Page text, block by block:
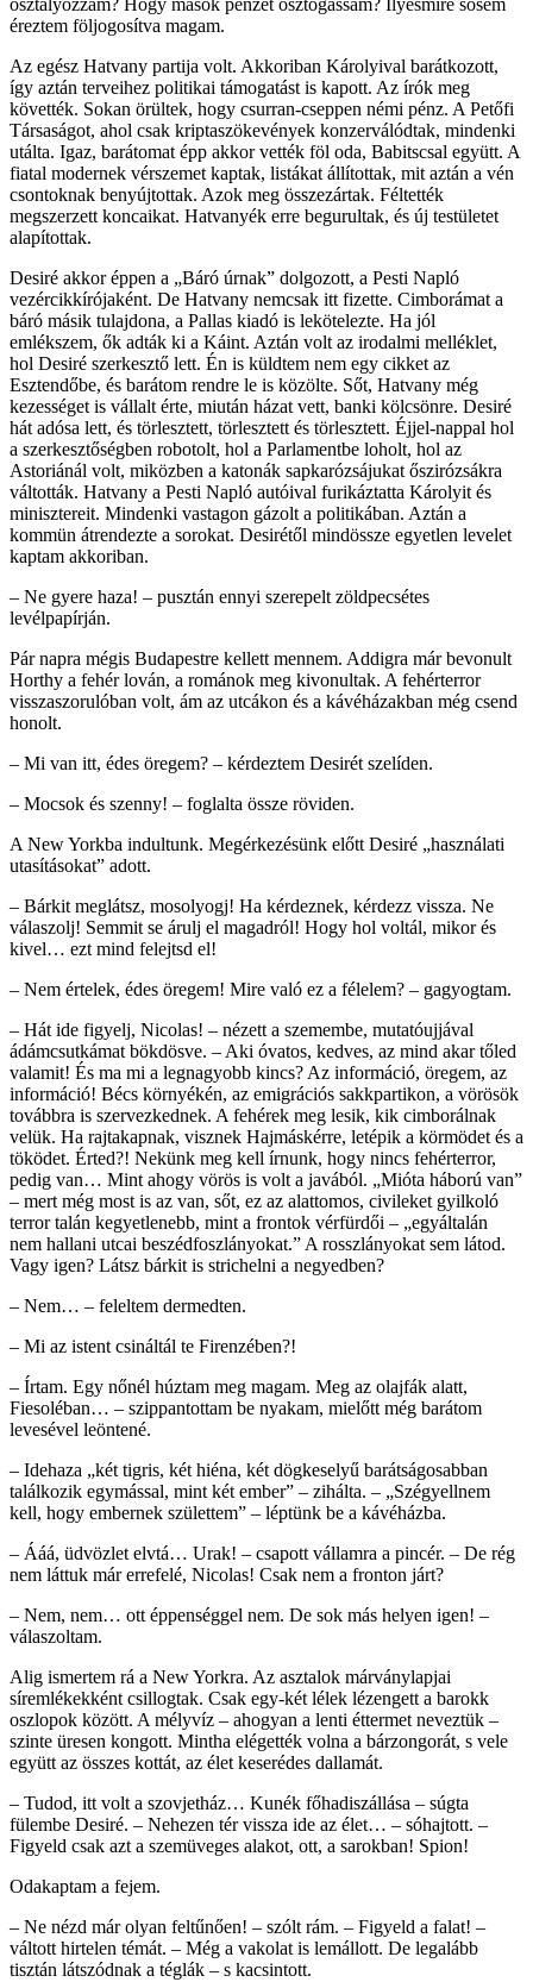
éreztem följogosítva magam.
Az egész Hatvany partija volt. Akkoriban Károlyival barátkozott,
így aztán terveihez politikai támogatást is kapott. Az írók meg
követték. Sokan örültek, hogy csurran-cseppen némi pénz. A Petőfi
Társaságot, ahol csak kriptaszökevények konzerválódtak, mindenki
utálta. Igaz, barátomat épp akkor vették föl oda, Babitscsal együtt. A
fiatal modernek vérszemet kaptak, listákat állítottak, mit aztán a vén
csontoknak benyújtottak. Azok meg összezártak. Féltették
megszerzett koncaikat. Hatvanyék erre begurultak, és új testületet
alapítottak.
Desiré akkor éppen a „Báró úrnak” dolgozott, a Pesti Napló
vezércikkírójaként. De Hatvany nemcsak itt fizette. Cimborámat a
báró másik tulajdona, a Pallas kiadó is lekötelezte. Ha jól
emlékszem, ők adták ki a Káint. Aztán volt az irodalmi melléklet,
hol Desiré szerkesztő lett. Én is küldtem nem egy cikket az
Esztendőbe, és barátom rendre le is közölte. Sőt, Hatvany még
kezességet is vállalt érte, miután házat vett, banki kölcsönre. Desiré
hát adósa lett, és törlesztett, törlesztett és törlesztett. Éjjel-nappal hol
a szerkesztőségben robotolt, hol a Parlamentbe loholt, hol az
Astoriánál volt, miközben a katonák sapkarózsájukat őszirózsákra
váltották. Hatvany a Pesti Napló autóival furikáztatta Károlyit és
minisztereit. Mindenki vastagon gázolt a politikában. Aztán a
kommün átrendezte a sorokat. Desirétől mindössze egyetlen levelet
kaptam akkoriban.
– Ne gyere haza! – pusztán ennyi szerepelt zöldpecsétes
levélpapírján.
Pár napra mégis Budapestre kellett mennem. Addigra már bevonult
Horthy a fehér lován, a románok meg kivonultak. A fehérterror
visszaszorulóban volt, ám az utcákon és a kávéházakban még csend
honolt.
– Mi van itt, édes öregem? – kérdeztem Desirét szelíden.
– Mocsok és szenny! – foglalta össze röviden.
A New Yorkba indultunk. Megérkezésünk előtt Desiré „használati
utasításokat” adott.
– Bárkit meglátsz, mosolyogj! Ha kérdeznek, kérdezz vissza. Ne
válaszolj! Semmit se árulj el magadról! Hogy hol voltál, mikor és
kivel… ezt mind felejtsd el!
– Nem értelek, édes öregem! Mire való ez a félelem? – gagyogtam.
– Hát ide figyelj, Nicolas! – nézett a szemembe, mutatóujjával
ádámcsutkámat bökdösve. – Aki óvatos, kedves, az mind akar tőled
valamit! És ma mi a legnagyobb kincs? Az információ, öregem, az
információ! Bécs környékén, az emigrációs sakkpartikon, a vörösök
továbbra is szervezkednek. A fehérek meg lesik, kik cimborálnak
velük. Ha rajtakapnak, visznek Hajmáskérre, letépik a körmödet és a
töködet. Érted?! Nekünk meg kell írnunk, hogy nincs fehérterror,
pedig van… Mint ahogy vörös is volt a javából. „Mióta háború van”
– mert még most is az van, sőt, ez az alattomos, civileket gyilkoló
terror talán kegyetlenebb, mint a frontok vérfürdői – „egyáltalán
nem hallani utcai beszédfoszlányokat.” A rosszlányokat sem látod.
Vagy igen? Látsz bárkit is strichelni a negyedben?
– Nem… – feleltem dermedten.
– Mi az istent csináltál te Firenzében?!
– Írtam. Egy nőnél húztam meg magam. Meg az olajfák alatt,
Fiesoléban… – szippantottam be nyakam, mielőtt még barátom
levesével leöntené.
– Idehaza „két tigris, két hiéna, két dögkeselyű barátságosabban
találkozik egymással, mint két ember” – zihálta. – „Szégyellnem
kell, hogy embernek születtem” – léptünk be a kávéházba.
– Ááá, üdvözlet elvtá… Urak! – csapott vállamra a pincér. – De rég
nem láttuk már errefelé, Nicolas! Csak nem a fronton járt?
– Nem, nem… ott éppenséggel nem. De sok más helyen igen! –
válaszoltam.
Alig ismertem rá a New Yorkra. Az asztalok márványlapjai
síremlékekként csillogtak. Csak egy-két lélek lézengett a barokk
oszlopok között. A mélyvíz – ahogyan a lenti éttermet neveztük –
szinte üresen kongott. Mintha elégették volna a bárzongorát, s vele
együtt az összes kottát, az élet keserédes dallamát.
– Tudod, itt volt a szovjetház… Kunék főhadiszállása – súgta
fülembe Desiré. – Nehezen tér vissza ide az élet… – sóhajtott. –
Figyeld csak azt a szemüveges alakot, ott, a sarokban! Spion!
Odakaptam a fejem.
– Ne nézd már olyan feltűnően! – szólt rám. – Figyeld a falat! –
váltott hirtelen témát. – Még a vakolat is lemállott. De legalább
tisztán látszódnak a téglák – s kacsintott.